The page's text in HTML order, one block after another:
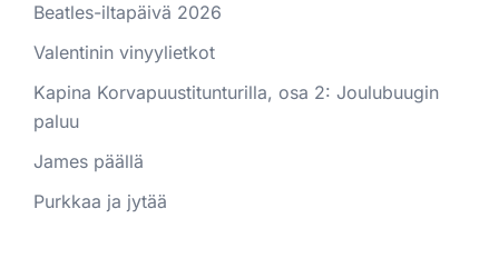
Beatles-iltapäivä 2026
Valentinin vinyylietkot
Kapina Korvapuustitunturilla, osa 2: Joulubuugin
paluu
James päällä
Purkkaa ja jytää